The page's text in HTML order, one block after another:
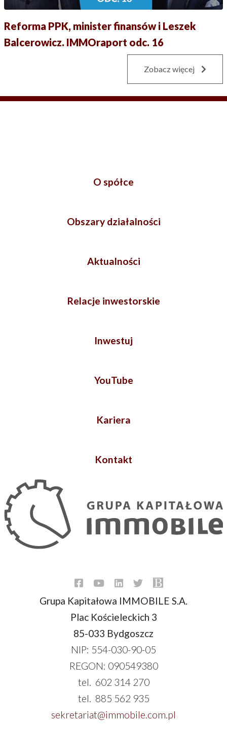
Reforma PPK, minister finansów i Leszek
Balcerowicz. IMMOraport odc. 16
Zobacz więcej
O spółce
Obszary działalności
Aktualności
Relacje inwestorskie
Inwestuj
YouTube
Kariera
Kontakt
Grupa Kapitałowa IMMOBILE S.A.
Plac Kościeleckich 3
85-033 Bydgoszcz
NIP: 554-030-90-05
REGON: 090549380
tel. 602 314 270
tel. 885 562 935
sekretariat@immobile.com.pl